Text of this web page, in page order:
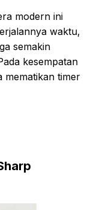
modern ini
waktu,
semakin
kesempatan
mematikan timer